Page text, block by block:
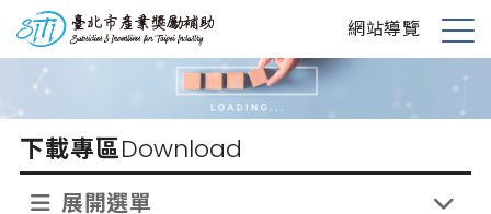
到
內
台北市產業獎勵補助 網站導覽
展
選
單
下載專區Download
展開選單